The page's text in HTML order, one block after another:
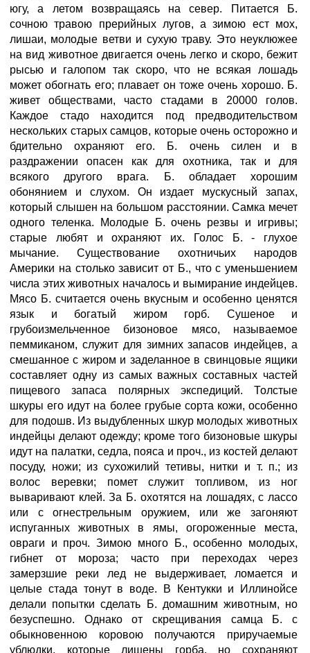
югу, а летом возвращаясь на север. Питается Б.
сочною травою прерийных лугов, а зимою ест мох,
лишаи, молодые ветви и сухую траву. Это неуклюжее
на вид животное двигается очень легко и скоро, бежит
рысью и галопом так скоро, что не всякая лошадь
может обогнать его; плавает он тоже очень хорошо. Б.
живет обществами, часто стадами в 20000 голов.
Каждое стадо находится под предводительством
нескольких старых самцов, которые очень осторожно и
бдительно охраняют его. Б. очень силен и в
раздражении опасен как для охотника, так и для
всякого другого врага. Б. обладает хорошим
обонянием и слухом. Он издает мускусный запах,
который слышен на большом расстоянии. Самка мечет
одного теленка. Молодые Б. очень резвы и игривы;
старые любят и охраняют их. Голос Б. - глухое
мычание. Существование охотничьих народов
Америки на столько зависит от Б., что с уменьшением
числа этих животных началось и вымирание индейцев.
Мясо Б. считается очень вкусным и особенно ценятся
язык и богатый жиром горб. Сушеное и
грубоизмельченное бизоновое мясо, называемое
пеммиканом, служит для зимних запасов индейцев, а
смешанное с жиром и заделанное в свинцовые ящики
составляет одну из самых важных составных частей
пищевого запаса полярных экспедиций. Толстые
шкуры его идут на более грубые сорта кожи, особенно
для подошв. Из выдубленных шкур молодых животных
индейцы делают одежду; кроме того бизоновые шкуры
идут на палатки, седла, пояса и проч., из костей делают
посуду, ножи; из сухожилий тетивы, нитки и т. п.; из
волос веревки; помет служит топливом, из ног
вываривают клей. За Б. охотятся на лошадях, с лассо
или с огнестрельным оружием, или же загоняют
испуганных животных в ямы, огороженные места,
овраги и проч. Зимою много Б., особенно молодых,
гибнет от мороза; часто при переходах через
замерзшие реки лед не выдерживает, ломается и
целые стада тонут в воде. В Кентукки и Иллинойсе
делали попытки сделать Б. домашним животным, но
безуспешно. Однако от скрещивания самца Б. с
обыкновенною коровою получаются приручаемые
ублюдки, которые лишены горба, но сохраняют